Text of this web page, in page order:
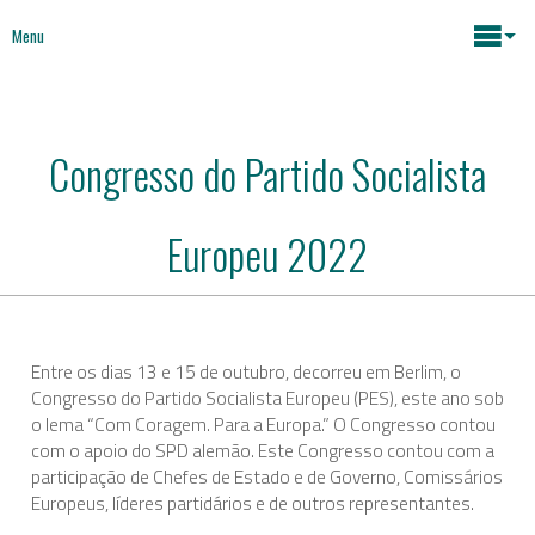
Menu
Notícias
Assuntos Chave
Políticas Económicas
Futuro da Europa
Mapeamento atividades
Livros
Sobre
Contactos
Congresso do Partido Socialista
Europeu 2022
Entre os dias 13 e 15 de outubro, decorreu em Berlim, o
Congresso do Partido Socialista Europeu (PES), este ano sob
o lema “Com Coragem. Para a Europa.” O Congresso contou
com o apoio do SPD alemão. Este Congresso contou com a
participação de Chefes de Estado e de Governo, Comissários
Europeus, líderes partidários e de outros representantes.